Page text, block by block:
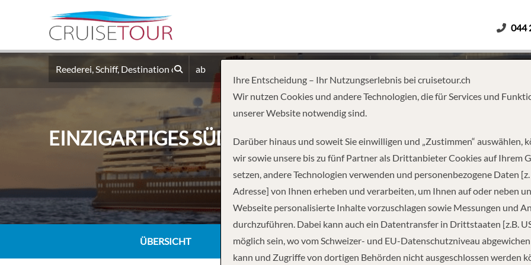
044
ab
EINZIGARTIGES SÜDAMERIKA: VON HAMBURG BIS
ÜBERSICHT REISEINFORMATIONEN
Ihre Entscheidung – Ihr Nutzungserlebnis bei cruisetour.ch
Wir nutzen Cookies und andere Technologien, die für Services und
unserer Website notwendig sind.
Darüber hinaus und soweit Sie einwilligen und „Zustimmen“ auswählen,
wir sowie unsere bis zu fünf Partner als Drittanbieter Cookies auf Ihrem
setzen, andere Technologien verwenden und personenbezogene Daten [z.
Adresse] von Ihnen erheben und verarbeiten, um Ihnen auf oder neben
Webseite personalisierte Inhalte vorzuschlagen sowie Messungen und
durchzuführen. Dabei kann auch ein Datentransfer in Drittstaaten [z.B.
möglich sein, wo vom Schweizer- und EU-Datenschutzniveau
kann und Zugriffe von dortigen Behörden nicht ausgeschlossen werden